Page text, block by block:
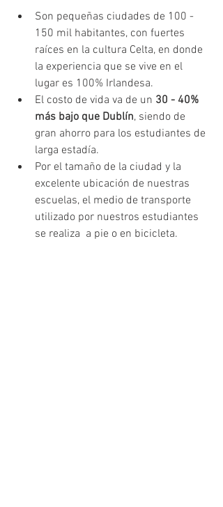
Son pequeñas ciudades de 100 -
150 mil habitantes, con fuertes
raíces en la cultura Celta, en donde
la experiencia que se vive en el
lugar es 100% Irlandesa.
El costo de vida va de un 30 - 40%
más bajo que Dublín, siendo de
gran ahorro para los estudiantes de
larga estadía.
Por el tamaño de la ciudad y la
excelente ubicación de nuestras
escuelas, el medio de transporte
utilizado por nuestros estudiantes
se realiza  a pie o en bicicleta.